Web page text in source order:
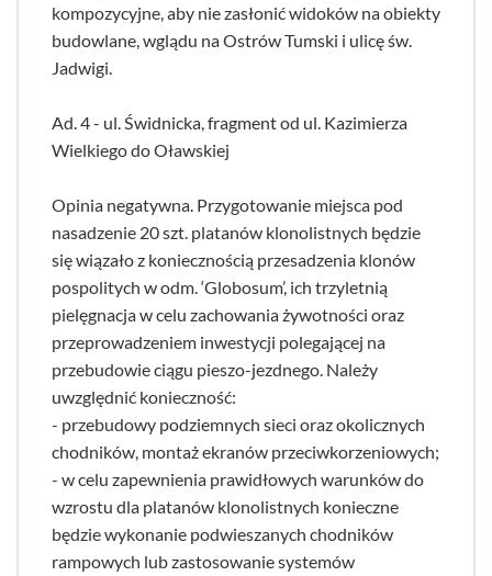
kompozycyjne, aby nie zasłonić widoków na obiekty
budowlane, wglądu na Ostrów Tumski i ulicę św.
Jadwigi.
Ad. 4 - ul. Świdnicka, fragment od ul. Kazimierza
Wielkiego do Oławskiej
Opinia negatywna. Przygotowanie miejsca pod
nasadzenie 20 szt. platanów klonolistnych będzie
się wiązało z koniecznością przesadzenia klonów
pospolitych w odm. ‘Globosum’, ich trzyletnią
pielęgnacja w celu zachowania żywotności oraz
przeprowadzeniem inwestycji polegającej na
przebudowie ciągu pieszo-jezdnego. Należy
uwzględnić konieczność:
- przebudowy podziemnych sieci oraz okolicznych
chodników, montaż ekranów przeciwkorzeniowych;
- w celu zapewnienia prawidłowych warunków do
wzrostu dla platanów klonolistnych konieczne
będzie wykonanie podwieszanych chodników
rampowych lub zastosowanie systemów